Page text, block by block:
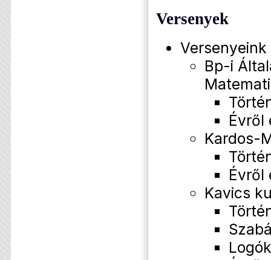
Versenyek
Versenyeink
Bp-i
Évről
Kardos-
Évről
Kavics
Logók